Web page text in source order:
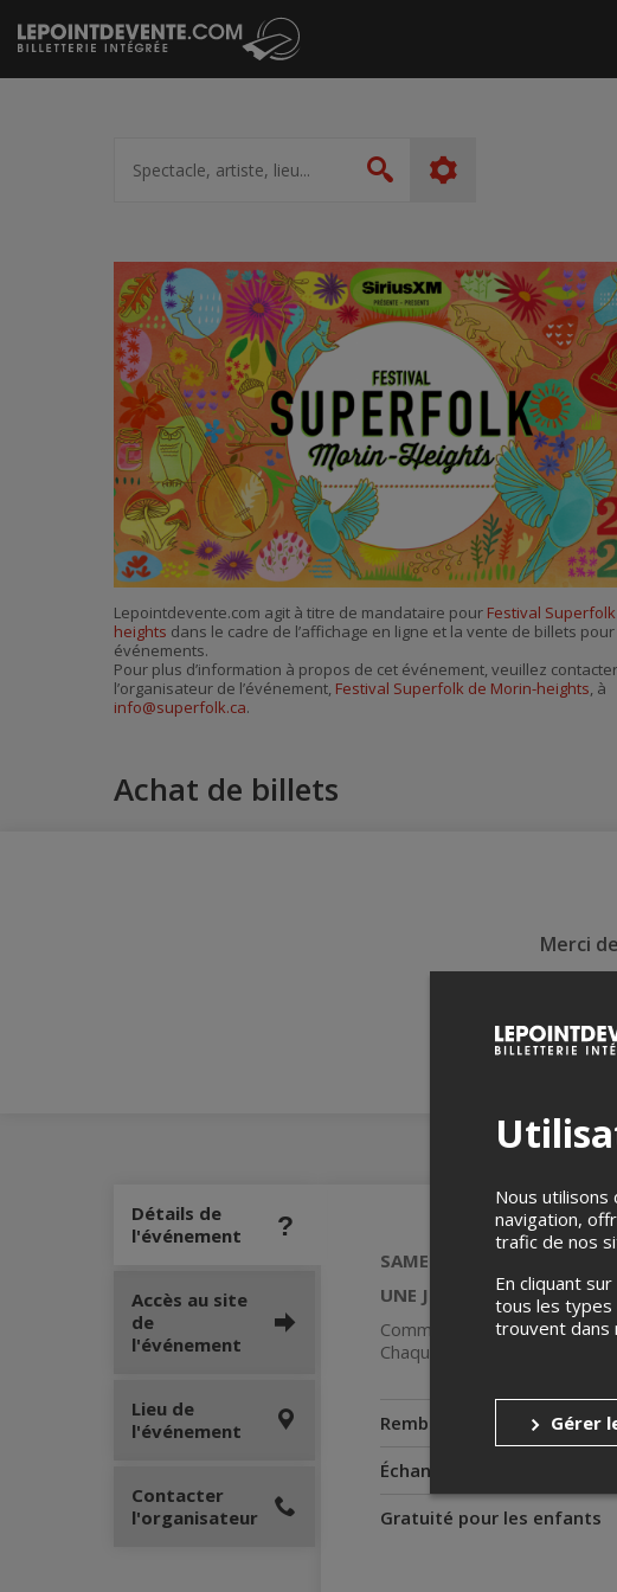
Passer
au
contenu
artiste,
lieu...
Rechercher
Lepointdevente.com agit à titre de mandataire pour Festival
heights dans le cadre de l’affichage en ligne et la vente de billets
événements.
Pour plus d’information à propos de cet événement, veuillez contacter
l’organisateur de l’événement, Festival Superfolk de Morin-heights, à
info@superfolk.ca.
Achat de billets
Merci
Détails de
l'événement
SAMEDI 23 AOÛT
UNE JOURNÉE DE
Comme par le passé,
Chaque instant réserve son
Remboursements
Échanges
Gratuité pour les enfants
Accès au site
de
l'événement
Lieu de
l'événement
Contacter
l'organisateur
Nous
navigation,
trafic de nos
En cliquant
tous les types
trouvent dans
Gérer